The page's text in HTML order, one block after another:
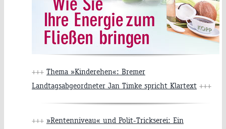
+++ Thema »Kinderehen«: Bremer
Landtagsabgeordneter Jan Timke spricht Klartext +++
+++ »Rentenniveau« und Polit-Trickserei: Ein